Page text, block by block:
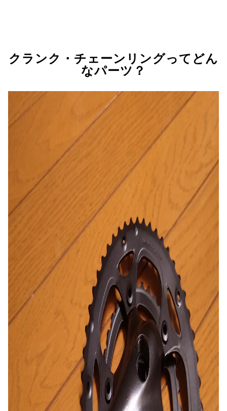
クランク・チェーンリングってどん
なパーツ？